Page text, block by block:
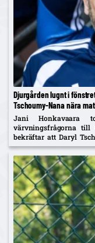
Djurgården lugnt i
Tschoumy-Nana nära
Jani Honkavaara
värvningsfrågorna
bekräftar att Daryl
Asoros frånvaro med